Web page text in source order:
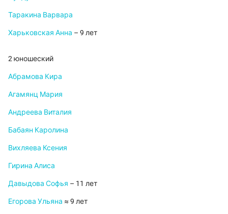
Таракина Варвара
Харьковская Анна – 9 лет
2 юношеский
Абрамова Кира
Агамянц Мария
Андреева Виталия
Бабаян Каролина
Вихляева Ксения
Гирина Алиса
Давыдова Софья – 11 лет
Егорова Ульяна ≈ 9 лет